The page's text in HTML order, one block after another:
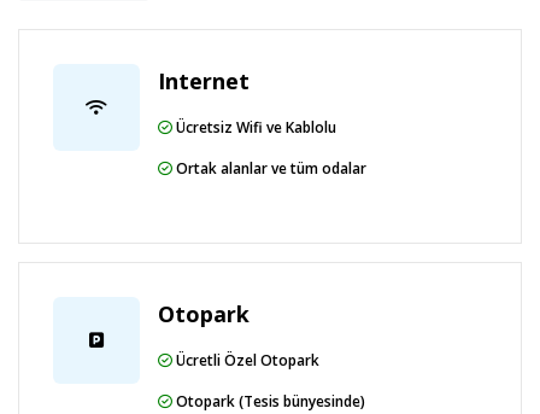
Internet
Ücretsiz Wifi ve Kablolu
Ortak alanlar ve tüm odalar
Otopark
Ücretli Özel Otopark
Otopark (Tesis bünyesinde)